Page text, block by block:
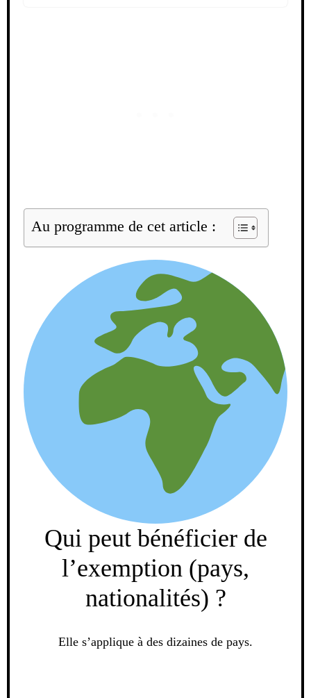
Au programme de cet article :
Qui peut bénéficier de
l’exemption (pays,
nationalités) ?
Elle s’applique à des dizaines de pays.